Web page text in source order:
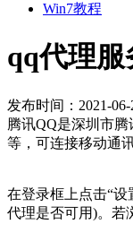
Win7教程
qq代理
发布时间：2021-06-
腾讯QQ是深圳市
等，可连接移动通
在登录框上点击“设
代理是否可用)。若